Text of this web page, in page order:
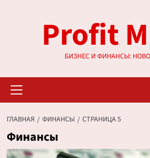
содержимомуProfit
БИЗНЕС И ФИНАНСЫ:
меню
ГЛАВНАЯ ФИНАНСЫ СТРАНИЦА 5
Финансы